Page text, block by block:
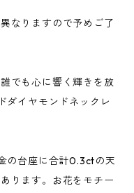
なりますので予めご了
でも心に響く輝きを放
ダイヤモンドネックレ
の台座に合計0.3ctの天
ります。お花をモチー